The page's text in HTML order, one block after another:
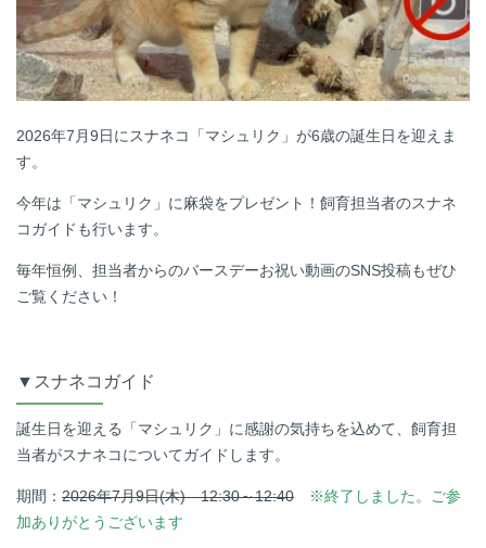
2026年7月9日にスナネコ「マシュリク」が6歳の誕生日を迎えま
す。
今年は「マシュリク」に麻袋をプレゼント！飼育担当者のスナネ
コガイドも行います。
毎年恒例、担当者からのバースデーお祝い動画のSNS投稿もぜひ
ご覧ください！
▼スナネコガイド
誕生日を迎える「マシュリク」に感謝の気持ちを込めて、飼育担
当者がスナネコについてガイドします。
期間： 2026年7月9日(木) 12:30～12:40
※終了しました。ご参
加ありがとうございます